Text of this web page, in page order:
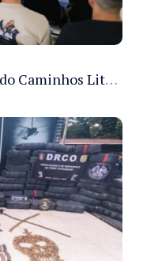
Sejusc participa da 5ª edição do Caminhos Literários com foco na cultura hip-hop nas unidades socioeducativas